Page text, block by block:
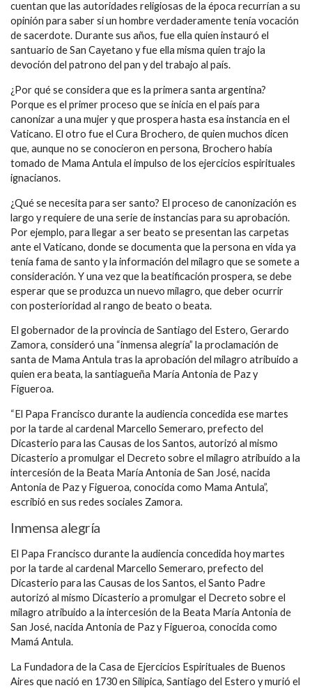
cuentan que las autoridades religiosas de la época recurrían a su
opinión para saber si un hombre verdaderamente tenía vocación
de sacerdote. Durante sus años, fue ella quien instauró el
santuario de San Cayetano y fue ella misma quien trajo la
devoción del patrono del pan y del trabajo al país.
¿Por qué se considera que es la primera santa argentina?
Porque es el primer proceso que se inicia en el país para
canonizar a una mujer y que prospera hasta esa instancia en el
Vaticano. El otro fue el Cura Brochero, de quien muchos dicen
que, aunque no se conocieron en persona, Brochero había
tomado de Mama Antula el impulso de los ejercicios espirituales
ignacianos.
¿Qué se necesita para ser santo? El proceso de canonización es
largo y requiere de una serie de instancias para su aprobación.
Por ejemplo, para llegar a ser beato se presentan las carpetas
ante el Vaticano, donde se documenta que la persona en vida ya
tenía fama de santo y la información del milagro que se somete a
consideración. Y una vez que la beatificación prospera, se debe
esperar que se produzca un nuevo milagro, que deber ocurrir
con posterioridad al rango de beato o beata.
El gobernador de la provincia de Santiago del Estero, Gerardo
Zamora, consideró una “inmensa alegría” la proclamación de
santa de Mama Antula tras la aprobación del milagro atribuido a
quien era beata, la santiagueña María Antonia de Paz y
Figueroa.
“El Papa Francisco durante la audiencia concedida ese martes
por la tarde al cardenal Marcello Semeraro, prefecto del
Dicasterio para las Causas de los Santos, autorizó al mismo
Dicasterio a promulgar el Decreto sobre el milagro atribuido a la
intercesión de la Beata María Antonia de San José, nacida
Antonia de Paz y Figueroa, conocida como Mama Antula”,
escribió en sus redes sociales Zamora.
Inmensa alegría
El Papa Francisco durante la audiencia concedida hoy martes
por la tarde al cardenal Marcello Semeraro, prefecto del
Dicasterio para las Causas de los Santos, el Santo Padre
autorizó al mismo Dicasterio a promulgar el Decreto sobre el
milagro atribuido a la intercesión de la Beata María Antonia de
San José, nacida Antonia de Paz y Figueroa, conocida como
Mamá Antula.
La Fundadora de la Casa de Ejercicios Espirituales de Buenos
Aires que nació en 1730 en Silipica, Santiago del Estero y murió el